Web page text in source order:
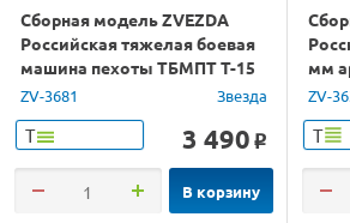
Сборная модель ZVEZDA
Российская тяжелая боевая
машина пехоты ТБМПТ Т-15
"Армата", 1/35
ZV-3681 Звезда
Т 3 490 o
В корзину
мм
ZV-
Т